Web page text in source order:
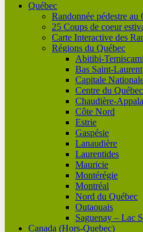
Québec
Randonnée pédestre au
25 Coups de coeur
Carte Interactive des
Régions du Québec
Abitibi-
Bas Saint-Laurent
Capitale
Centre du Québec
Chaudière-
Côte Nord
Estrie
Gaspésie
Lanaudière
Laurentides
Mauricie
Montérégie
Montréal
Nord du Québec
Outaouais
Saguenay – Lac
Canada (Hors-Quebec)